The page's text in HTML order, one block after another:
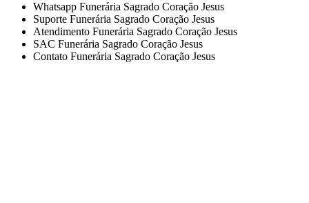
Whatsapp Funerária Sagrado Coração Jesus
Suporte Funerária Sagrado Coração Jesus
Atendimento Funerária Sagrado Coração Jesus
SAC Funerária Sagrado Coração Jesus
Contato Funerária Sagrado Coração Jesus